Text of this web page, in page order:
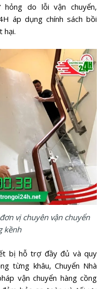
do lỗi vận chuyển,
áp dụng chính sách bồi
hại.
vị chuyên vận chuyển
kềnh
bị hỗ trợ đầy đủ và quy
từng khâu, Chuyển Nhà
vận chuyển hàng cồng